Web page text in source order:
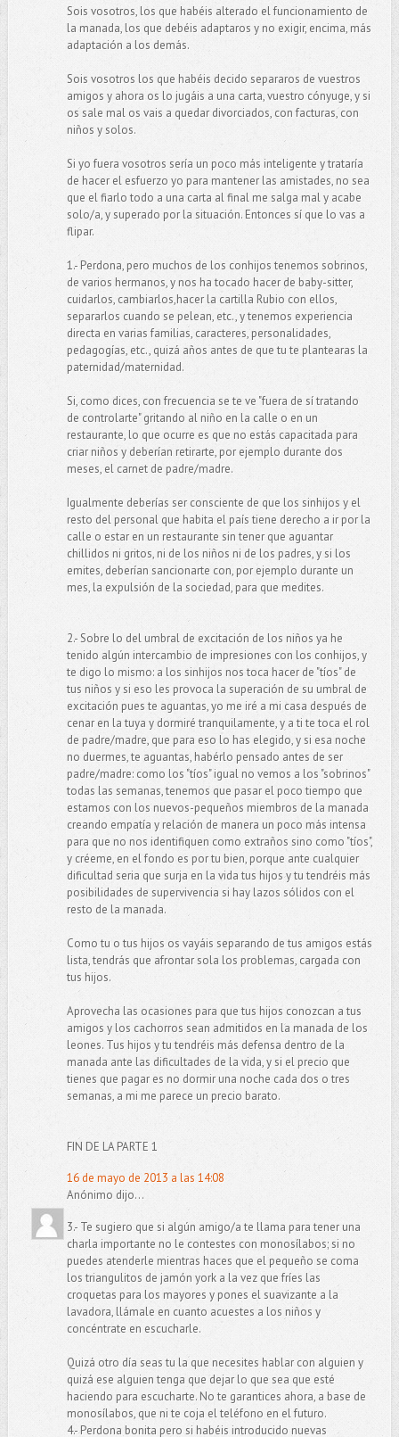
Sois vosotros, los que habéis alterado el funcionamiento de
la manada, los que debéis adaptaros y no exigir, encima, más
adaptación a los demás.
Sois vosotros los que habéis decido separaros de vuestros
amigos y ahora os lo jugáis a una carta, vuestro cónyuge, y si
os sale mal os vais a quedar divorciados, con facturas, con
niños y solos.
Si yo fuera vosotros sería un poco más inteligente y trataría
de hacer el esfuerzo yo para mantener las amistades, no sea
que el fiarlo todo a una carta al final me salga mal y acabe
solo/a, y superado por la situación. Entonces sí que lo vas a
flipar.
1.- Perdona, pero muchos de los conhijos tenemos sobrinos,
de varios hermanos, y nos ha tocado hacer de baby-sitter,
cuidarlos, cambiarlos,hacer la cartilla Rubio con ellos,
separarlos cuando se pelean, etc., y tenemos experiencia
directa en varias familias, caracteres, personalidades,
pedagogías, etc., quizá años antes de que tu te plantearas la
paternidad/maternidad.
Si, como dices, con frecuencia se te ve "fuera de sí tratando
de controlarte" gritando al niño en la calle o en un
restaurante, lo que ocurre es que no estás capacitada para
criar niños y deberían retirarte, por ejemplo durante dos
meses, el carnet de padre/madre.
Igualmente deberías ser consciente de que los sinhijos y el
resto del personal que habita el país tiene derecho a ir por la
calle o estar en un restaurante sin tener que aguantar
chillidos ni gritos, ni de los niños ni de los padres, y si los
emites, deberían sancionarte con, por ejemplo durante un
mes, la expulsión de la sociedad, para que medites.
2.- Sobre lo del umbral de excitación de los niños ya he
tenido algún intercambio de impresiones con los conhijos, y
te digo lo mismo: a los sinhijos nos toca hacer de "tíos" de
tus niños y si eso les provoca la superación de su umbral de
excitación pues te aguantas, yo me iré a mi casa después de
cenar en la tuya y dormiré tranquilamente, y a ti te toca el rol
de padre/madre, que para eso lo has elegido, y si esa noche
no duermes, te aguantas, habérlo pensado antes de ser
padre/madre: como los "tíos" igual no vemos a los "sobrinos"
todas las semanas, tenemos que pasar el poco tiempo que
estamos con los nuevos-pequeños miembros de la manada
creando empatía y relación de manera un poco más intensa
para que no nos identifiquen como extraños sino como "tíos",
y créeme, en el fondo es por tu bien, porque ante cualquier
dificultad seria que surja en la vida tus hijos y tu tendréis más
posibilidades de supervivencia si hay lazos sólidos con el
resto de la manada.
Como tu o tus hijos os vayáis separando de tus amigos estás
lista, tendrás que afrontar sola los problemas, cargada con
tus hijos.
Aprovecha las ocasiones para que tus hijos conozcan a tus
amigos y los cachorros sean admitidos en la manada de los
leones. Tus hijos y tu tendréis más defensa dentro de la
manada ante las dificultades de la vida, y si el precio que
tienes que pagar es no dormir una noche cada dos o tres
semanas, a mi me parece un precio barato.
FIN DE LA PARTE 1
16 de mayo de 2013 a las 14:08
Anónimo dijo...
3.- Te sugiero que si algún amigo/a te llama para tener una
charla importante no le contestes con monosílabos; si no
puedes atenderle mientras haces que el pequeño se coma
los triangulitos de jamón york a la vez que fríes las
croquetas para los mayores y pones el suavizante a la
lavadora, llámale en cuanto acuestes a los niños y
concéntrate en escucharle.
Quizá otro día seas tu la que necesites hablar con alguien y
quizá ese alguien tenga que dejar lo que sea que esté
haciendo para escucharte. No te garantices ahora, a base de
monosílabos, que ni te coja el teléfono en el futuro.
4.- Perdona bonita pero si habéis introducido nuevas